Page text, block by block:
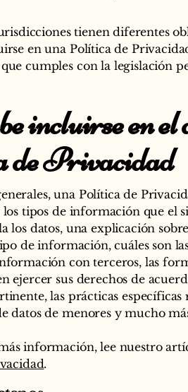
tienen diferentes
en una Política de
cumples con la legislación
incluirse en el
de Privacidad
una Política de
los tipos de información que el
los datos, una explicación
de información, cuáles son
con terceros, las
ejercer sus derechos de
las prácticas específicas
datos de menores y mucho
información, lee nuestro
.